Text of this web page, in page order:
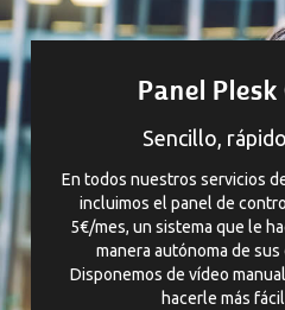
Panel
Sencillo,
En todos nuestros servicios
incluimos el panel de
5€/mes, un sistema que le
manera autónoma de
Disponemos de vídeo
hacerle más